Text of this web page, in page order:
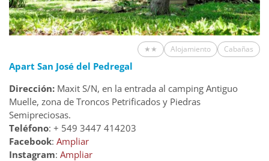
★★ Alojamiento Cabañas
Apart San José del Pedregal
Dirección: Maxit S/N, en la entrada al camping Antiguo
Muelle, zona de Troncos Petrificados y Piedras
Semipreciosas.
Teléfono: + 549 3447 414203
Facebook: Ampliar
Instagram: Ampliar